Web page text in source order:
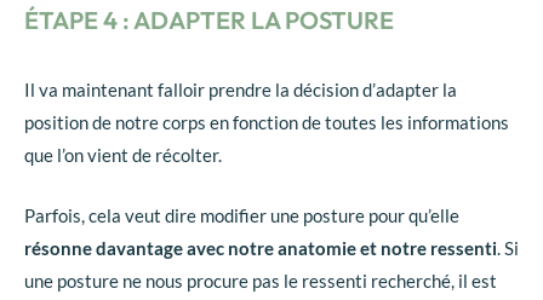
ÉTAPE 4 : ADAPTER LA POSTURE
Il va maintenant falloir prendre la décision d’adapter la
position de notre corps en fonction de toutes les informations
que l’on vient de récolter.
Parfois, cela veut dire modifier une posture pour qu’elle
résonne davantage avec notre anatomie et notre ressenti. Si
une posture ne nous procure pas le ressenti recherché, il est